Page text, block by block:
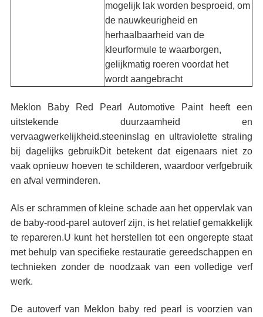
mogelijk lak worden besproeid, om
de nauwkeurigheid en
herhaalbaarheid van de
kleurformule te waarborgen,
gelijkmatig roeren voordat het
wordt aangebracht
Meklon Baby Red Pearl Automotive Paint heeft een
uitstekende duurzaamheid en
vervaagwerkelijkheid.steeninslag en ultraviolette straling
bij dagelijks gebruikDit betekent dat eigenaars niet zo
vaak opnieuw hoeven te schilderen, waardoor verfgebruik
en afval verminderen.
Als er schrammen of kleine schade aan het oppervlak van
de baby-rood-parel autoverf zijn, is het relatief gemakkelijk
te repareren.U kunt het herstellen tot een ongerepte staat
met behulp van specifieke restauratie gereedschappen en
technieken zonder de noodzaak van een volledige verf
werk.
De autoverf van Meklon baby red pearl is voorzien van